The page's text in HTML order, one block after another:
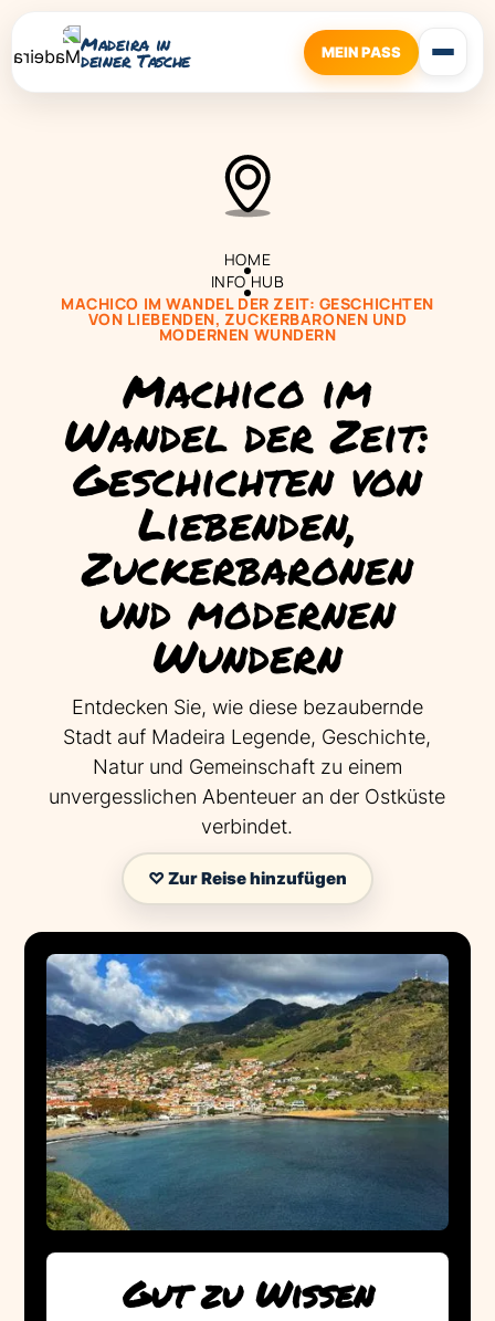
Madeira in
deiner Tasche MEIN PASS
HOME
INFO HUB
MACHICO IM WANDEL DER ZEIT: GESCHICHTEN
VON LIEBENDEN, ZUCKERBARONEN UND
MODERNEN WUNDERN
Machico im
Wandel der Zeit:
Geschichten von
Liebenden,
Zuckerbaronen
und modernen
Wundern
Entdecken Sie, wie diese bezaubernde
Stadt auf Madeira Legende, Geschichte,
Natur und Gemeinschaft zu einem
unvergesslichen Abenteuer an der Ostküste
verbindet.
♡ Zur Reise hinzufügen
Gut zu Wissen